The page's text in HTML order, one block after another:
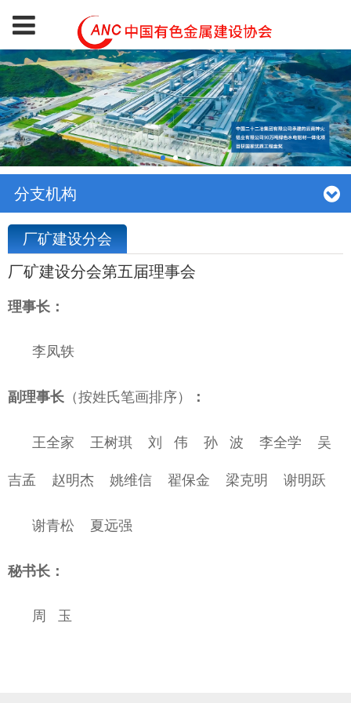
分支机构
厂矿建设分会
厂矿建设分会第五届理事会
理事长：
李凤轶
副理事长 （按姓氏笔画排序） ：
王全家 王树琪刘 伟孙 波 李全学 吴
吉孟 赵明杰 姚维信 翟保金 梁克明 谢明跃
谢青松 夏远强
秘书长：
周 玉